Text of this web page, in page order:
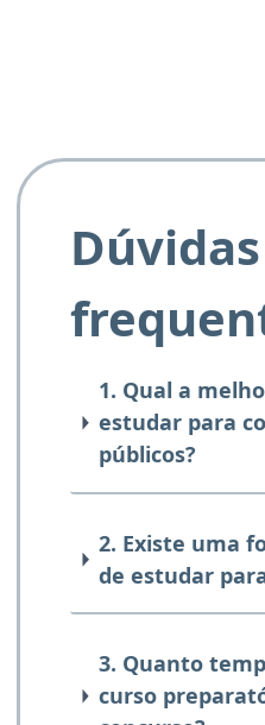
Dúvidas
1. Qual a
estudar para
públicos?
2. Existe uma
de estudar
3. Quanto
curso